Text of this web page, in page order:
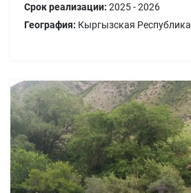
Срок реализации: 2025 - 2026
География: Кыргызская Республика